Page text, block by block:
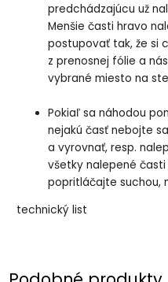
predchádzajúcu už
Menšie časti hravo
postupovať tak, že si
z prenosnej fólie a
vybrané miesto na
Pokiaľ sa náhodou
nejakú časť nebojte
a vyrovnať, resp.
všetky nalepené
popritláčajte suchou,
technický list